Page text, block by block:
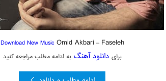
Download New Music Omid Akbari – Faseleh
برای دانلود آهنگ به ادامه مطلب مراجعه کنید